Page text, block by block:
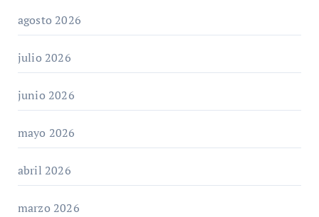
agosto 2026
julio 2026
junio 2026
mayo 2026
abril 2026
marzo 2026